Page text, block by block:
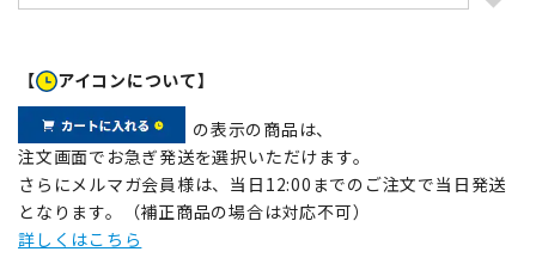
【 アイコンについて】
の表示の商品は、
注文画面でお急ぎ発送を選択いただけます。
さらにメルマガ会員様は、当日12:00までのご注文で当日発送
となります。（補正商品の場合は対応不可）
詳しくはこちら